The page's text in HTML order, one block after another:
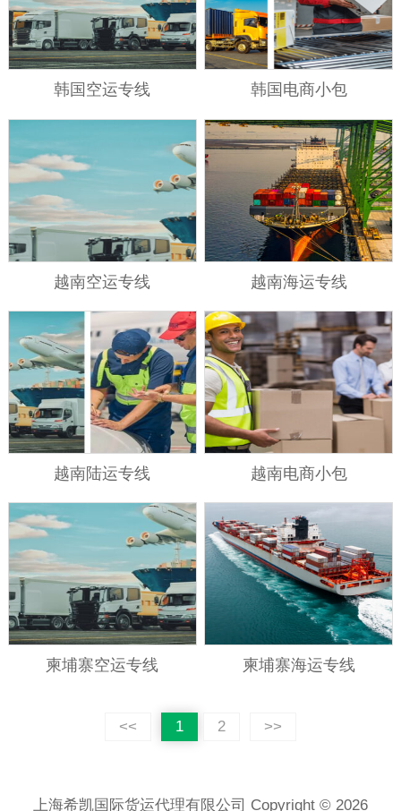
韩国空运专线 韩国电商小包
越南空运专线 越南海运专线
越南陆运专线 越南电商小包
柬埔寨空运专线 柬埔寨海运专线
<< 1 2 >>
上海希凯国际货运代理有限公司 Copyright © 2026